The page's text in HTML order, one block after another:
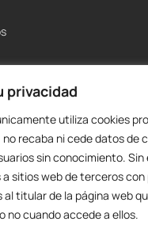
privacidad
utiliza cookies
recaba ni cede datos de
sin conocimiento. Sin
sitios web de terceros
al titular de la página web
no cuando accede a ellos.
Mano, Sambara #101
|+34 601 23 09 14